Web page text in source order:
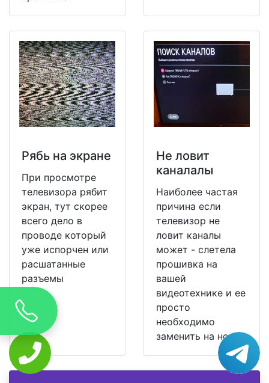
Рябь на экране
При просмотре
телевизора рябит
экран, тут скорее
всего дело в
проводе который
уже испорчен или
расшатанные
разъемы
Не ловит
каналалы
Наиболее частая
причина если
телевизор не
ловит каналы
может - слетела
прошивка на
вашей
видеотехнике и ее
просто
необходимо
заменить на новую